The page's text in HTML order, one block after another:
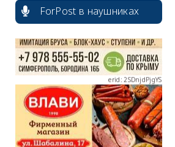
ForPost в наушниках
erid: 2SDnjdPjgYS
erid: 2SDnjdvhGXG